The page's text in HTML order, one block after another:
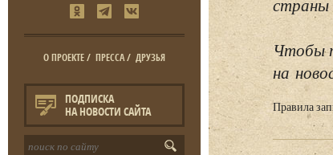
О ПРОЕКТЕ/ ПРЕССА/ ДРУЗЬЯ
ПОДПИСКА
НА НОВОСТИ САЙТА
страны
Чтобы
на
Правила